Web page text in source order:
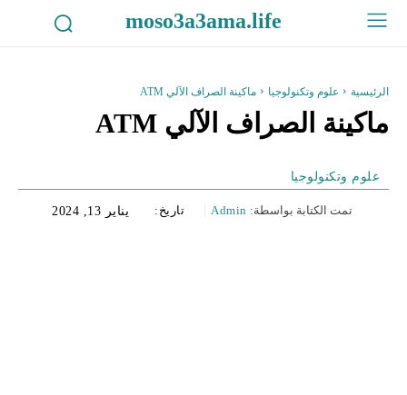
moso3a3ama.life
الرئيسية علوم وتكنولوجيا ماكينة الصراف الآلي ATM
ماكينة الصراف الآلي ATM
علوم وتكنولوجيا
تمت الكتابة بواسطة: Admin تاريخ: يناير 13, 2024